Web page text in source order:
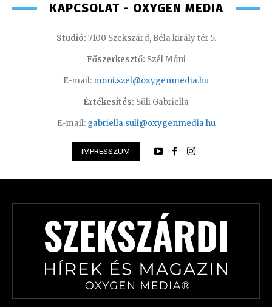
KAPCSOLAT - OXYGEN MEDIA
Studió: 7100 Szekszárd, Béla király tér 5.
Főszerkesztő: Szél Móni
E-mail: moni.szel@oxygenmedia.hu
Értékesítés: Süli Gabriella
E-mail: gabriella.suli@oxygenmedia.hu
IMPRESSZUM